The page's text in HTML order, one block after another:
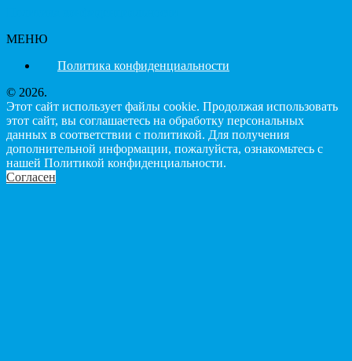
МЕНЮ
Политика конфиденциальности
© 2026.
Этот сайт использует файлы cookie. Продолжая использовать
этот сайт, вы соглашаетесь на обработку персональных
данных в соответствии с политикой. Для получения
дополнительной информации, пожалуйста, ознакомьтесь с
нашей Политикой конфиденциальности.
Согласен